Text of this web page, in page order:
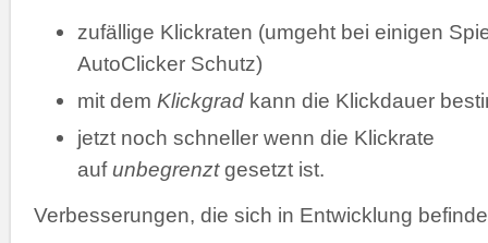
zufällige Klickraten (umgeht bei einigen
AutoClicker Schutz)
mit dem Klickgrad kann die Klickdauer
jetzt noch schneller wenn die Klickrate
aufunbegrenztgesetzt ist.
Verbesserungen, die sich in Entwicklung